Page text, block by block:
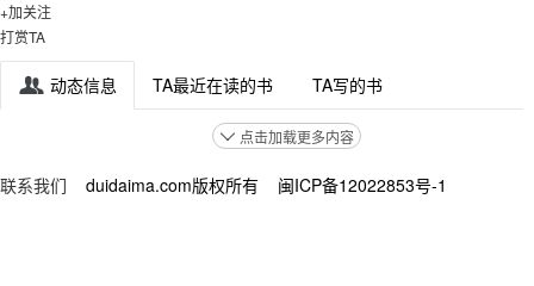
+加关注
打赏TA
 动态信息 TA最近在读的书 TA写的书
 点击加载更多内容
联系我们 duidaima.com版权所有 闽ICP备12022853号-1